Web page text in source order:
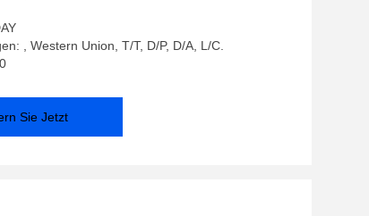
, Western Union, T/T, D/P, D/A, L/C.
Sie Jetzt